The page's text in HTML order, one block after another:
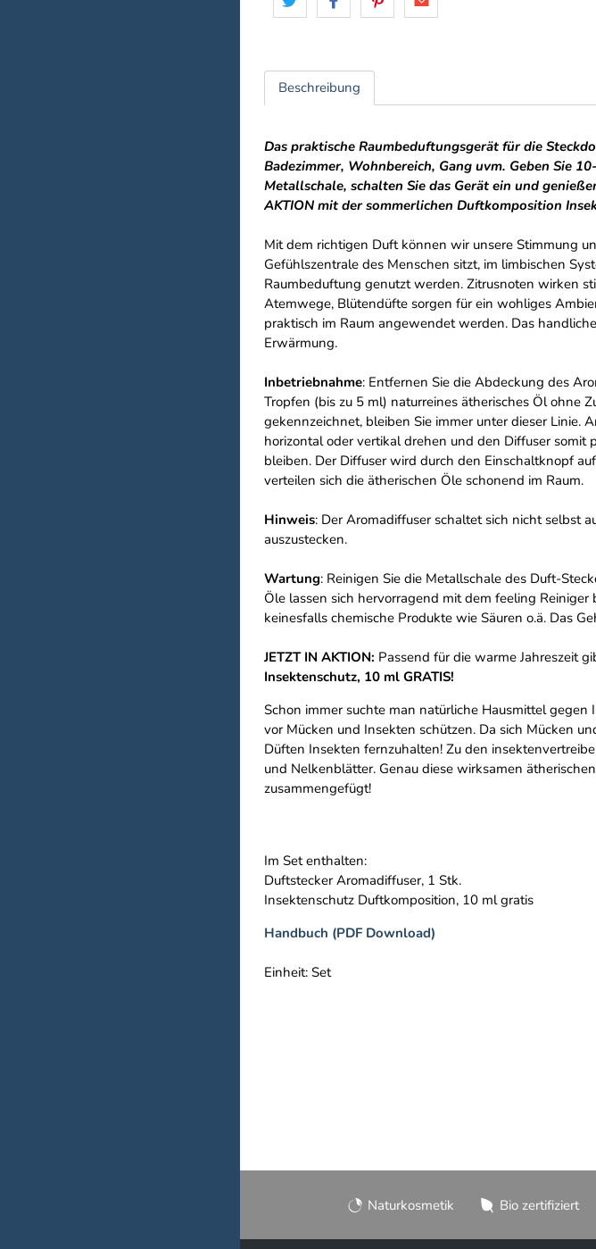
Beschreibung
Das praktische Raumbeduftungsgerät für die
Badezimmer, Wohnbereich, Gang uvm. Geben Sie
Metallschale, schalten Sie das Gerät ein und
AKTION mit der sommerlichen Duftkomposition
Mit dem richtigen Duft können wir unsere Stimmung
Gefühlszentrale des Menschen sitzt, im limbischen
Raumbeduftung genutzt werden. Zitrusnoten wirken
Atemwege, Blütendüfte sorgen für ein wohliges
praktisch im Raum angewendet werden. Das
Erwärmung.
Inbetriebnahme: Entfernen Sie die Abdeckung des
Tropfen (bis zu 5 ml) naturreines ätherisches Öl ohne
gekennzeichnet, bleiben Sie immer unter dieser Linie.
horizontal oder vertikal drehen und den Diffuser somit
bleiben. Der Diffuser wird durch den Einschaltknopf
verteilen sich die ätherischen Öle schonend im Raum.
Hinweis: Der Aromadiffuser schaltet sich nicht selbst
auszustecken.
Wartung: Reinigen Sie die Metallschale des Duft-
Öle lassen sich hervorragend mit dem feeling
keinesfalls chemische Produkte wie Säuren o.ä. Das
JETZT IN AKTION: Passend für die warme Jahreszeit
Insektenschutz, 10 ml GRATIS!
Schon immer suchte man natürliche Hausmittel
vor Mücken und Insekten schützen. Da sich Mücken
Düften Insekten fernzuhalten! Zu den
und Nelkenblätter. Genau diese wirksamen
zusammengefügt!
Im Set enthalten:
Duftstecker Aromadiffuser, 1 Stk.
Insektenschutz Duftkomposition, 10 ml gratis
Handbuch (PDF Download)
Einheit: Set
Naturkosmetik Bio zertifiziert